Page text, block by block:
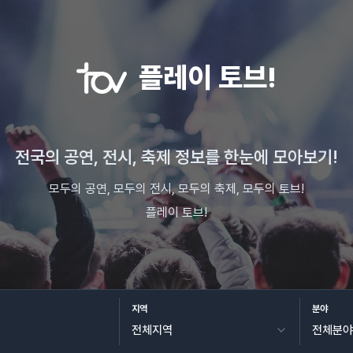
플레이 토브!
전국의 공연, 전시, 축제 정보를 한눈에 모아보기!
모두의 공연, 모두의 전시, 모두의 축제, 모두의 토브!
플레이 토브!
지역 분야